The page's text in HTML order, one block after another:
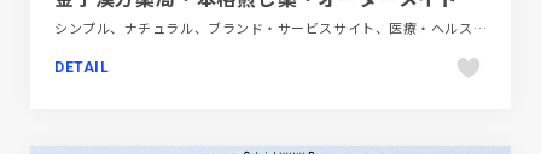
シンプル、ナチュラル、ブランド・サービスサイト、医療・ヘルスケア、施設・店舗サイト
DETAIL